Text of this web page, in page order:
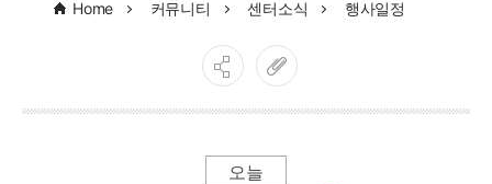
Home 커뮤니티 센터소식 행사일정
오늘